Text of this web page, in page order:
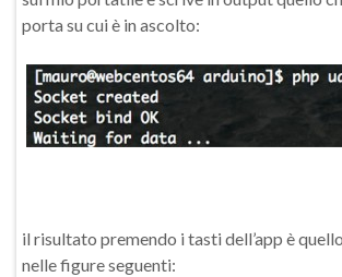
porta su cui è in ascolto:
il risultato premendo i tasti dell’app è
nelle figure seguenti: